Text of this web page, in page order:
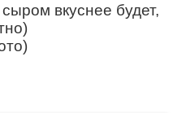
вкуснее будет,